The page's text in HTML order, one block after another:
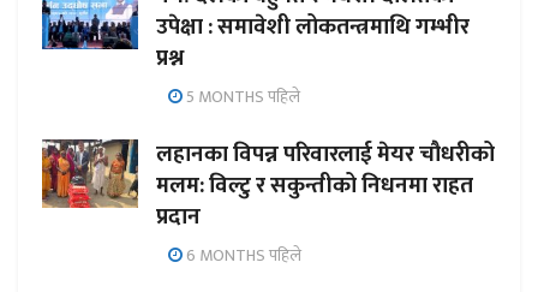
उपेक्षा : समावेशी लोकतन्त्रमाथि गम्भीर
प्रश्न
5 MONTHS पहिले
लहानका विपन्न परिवारलाई मेयर चौधरीको
मलम: विल्टु र सकुन्तीको निधनमा राहत
प्रदान
6 MONTHS पहिले